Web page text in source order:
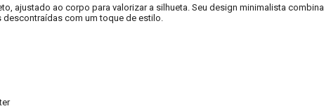
ajustado ao corpo para valorizar a silhueta. Seu design minimalista combina
com um toque de estilo.